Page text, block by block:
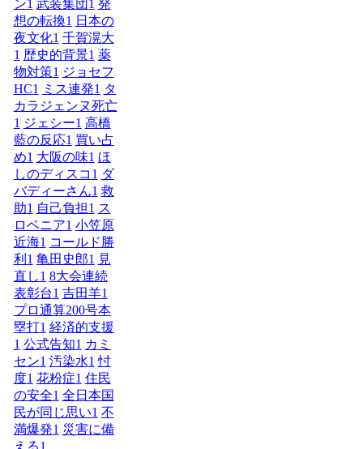
ン1 武装集団 1 発
想の転換1 日本の
夜文化1 千賀滉大
1 歴史的背景1 薬
物対策1 ジョセフ
HC1 ミス連発1 タ
カラジェンヌ死亡
1 ジェシー1 高橋
藍の反応1 買い占
め1 大阪の味1 ほ
しのディスコ 1 ダ
バディーさん1 救
助1 自己負担1 ス
ロベニア1 小笠原
近海1 コールド勝
利 1 亀田史郎1 見
直し1 8大会連続
表彰台1 吉田羊1
プロ通算200号本
塁打1 経済的支援
1 公式告知1 カミ
セン1 汚染水1 忖
度1 花粉症1 住民
の安全1 全日本国
民が同じ思い1 不
満爆発1 災害に備
える1